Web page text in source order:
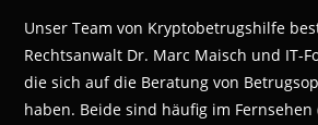
Unser Team von Kryptobetrugshilfe
Rechtsanwalt Dr. Marc Maisch und IT-
die sich auf die Beratung von
haben. Beide sind häufig im Fernsehen